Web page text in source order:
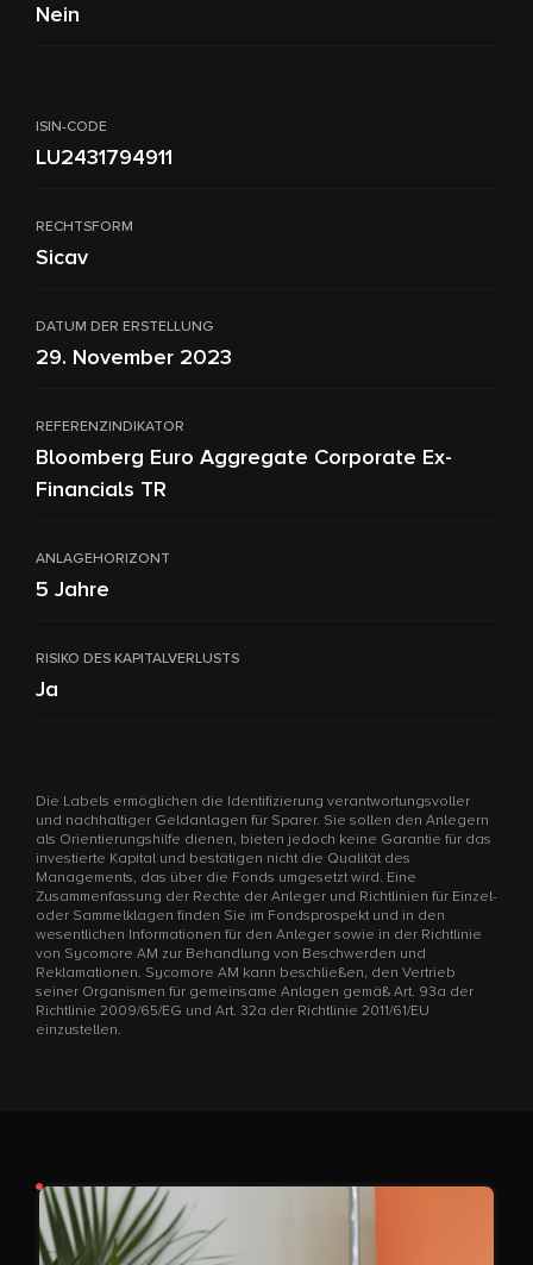
Nein
ISIN-CODE
LU2431794911
RECHTSFORM
Sicav
DATUM DER ERSTELLUNG
29. November 2023
REFERENZINDIKATOR
Bloomberg Euro Aggregate Corporate Ex-
Financials TR
ANLAGEHORIZONT
5 Jahre
RISIKO DES KAPITALVERLUSTS
Ja
Die Labels ermöglichen die Identifizierung verantwortungsvoller
und nachhaltiger Geldanlagen für Sparer. Sie sollen den Anlegern
als Orientierungshilfe dienen, bieten jedoch keine Garantie für das
investierte Kapital und bestätigen nicht die Qualität des
Managements, das über die Fonds umgesetzt wird. Eine
Zusammenfassung der Rechte der Anleger und Richtlinien für Einzel-
oder Sammelklagen finden Sie im Fondsprospekt und in den
wesentlichen Informationen für den Anleger sowie in der Richtlinie
von Sycomore AM zur Behandlung von Beschwerden und
Reklamationen. Sycomore AM kann beschließen, den Vertrieb
seiner Organismen für gemeinsame Anlagen gemäß Art. 93a der
Richtlinie 2009/65/EG und Art. 32a der Richtlinie 2011/61/EU
einzustellen.